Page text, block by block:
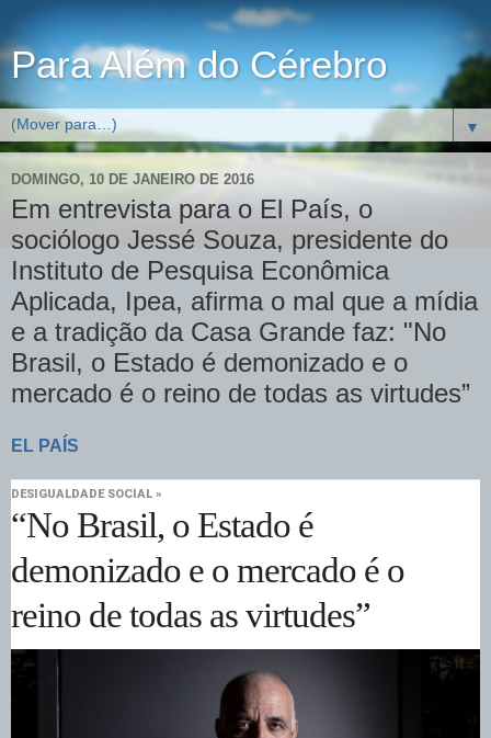
Para Além do Cérebro
▼
DOMINGO, 10 DE JANEIRO DE 2016
Em entrevista para o El País, o
sociólogo Jessé Souza, presidente do
Instituto de Pesquisa Econômica
Aplicada, Ipea, afirma o mal que a mídia
e a tradição da Casa Grande faz: "No
Brasil, o Estado é demonizado e o
mercado é o reino de todas as virtudes”
EL PAÍS
DESIGUALDADE SOCIAL »
“No Brasil, o Estado é
demonizado e o mercado é o
reino de todas as virtudes”